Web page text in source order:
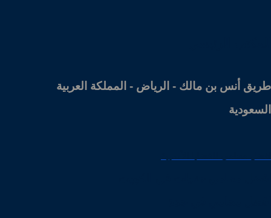
طريق أنس بن مالك - الرياض - المملكة العربية
السعودية